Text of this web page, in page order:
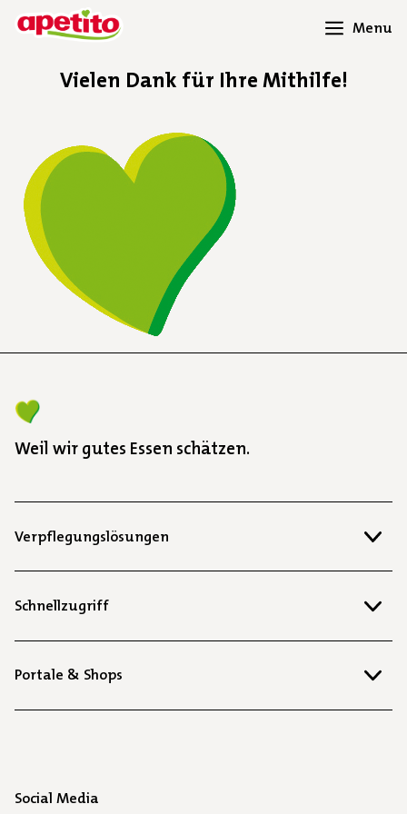
Menu
Vielen Dank für Ihre Mithilfe!
Weil wir gutes Essen schätzen.
Verpflegungslösungen
Schnellzugriff
Portale & Shops
Social Media